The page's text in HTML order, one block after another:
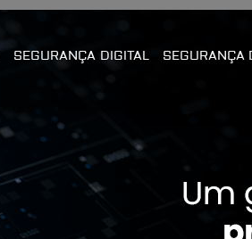
SEGURANÇA DIGITAL SEGURANÇA